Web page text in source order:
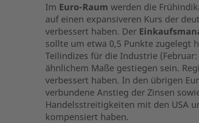
Im Euro-Raum werden die
auf einen expansiveren Kurs der
verbessert haben. Der
sollte um etwa 0,5 Punkte zugelegt
Teilindizes für die Industrie
ähnlichem Maße gestiegen sein.
verbessert haben. In den übrigen
verbundene Anstieg der Zinsen
Handelsstreitigkeiten mit den USA
kompensiert haben.